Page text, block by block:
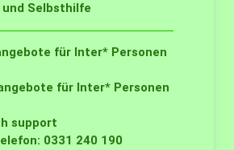
Selbsthilfe
für Inter* Personen
für Inter* Personen
support
0331 240 190